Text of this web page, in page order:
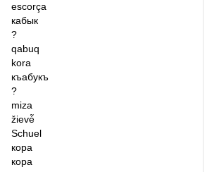
escorça
кабык
?
qabuq
kora
къабукъ
?
miza
žievė̃
Schuel
кора
кора